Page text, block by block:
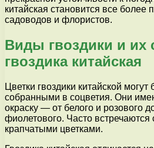
китайская становится все более
садоводов и флористов.
Виды гвоздики и их
гвоздика китайская
Цветки гвоздики китайской
собранными в соцветия. Они
окраску — от белого и розового
фиолетового. Часто
крапчатыми цветками.